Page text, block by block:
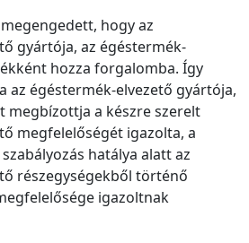
hogy az
gyártója, az égéstermék-
hozza forgalomba. Így
az égéstermék-elvezető gyártója,
megbízottja a készre szerelt
megfelelőségét igazolta, a
hatálya alatt az
részegységekből történő
igazoltnak